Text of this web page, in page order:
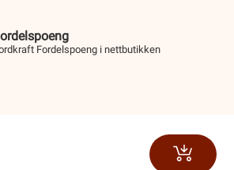
Fordelspoeng i nettbutikken